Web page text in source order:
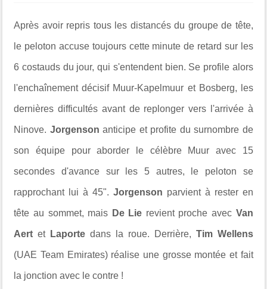
Après avoir repris tous les distancés du groupe de tête,
le peloton accuse toujours cette minute de retard sur les
6 costauds du jour, qui s'entendent bien. Se profile alors
l'enchaînement décisif Muur-Kapelmuur et Bosberg, les
dernières difficultés avant de replonger vers l'arrivée à
Ninove. Jorgensonanticipe et profite du surnombre de
son équipe pour aborder le célèbre Muur avec 15
secondes d'avance sur les 5 autres, le peloton se
rapprochant lui à 45". Jorgenson parvient à rester en
tête au sommet, mais De Lie revient proche avec Van
Aert et Laporte dans la roue. Derrière, Tim Wellens
(UAE Team Emirates) réalise une grosse montée et fait
la jonction avec le contre !